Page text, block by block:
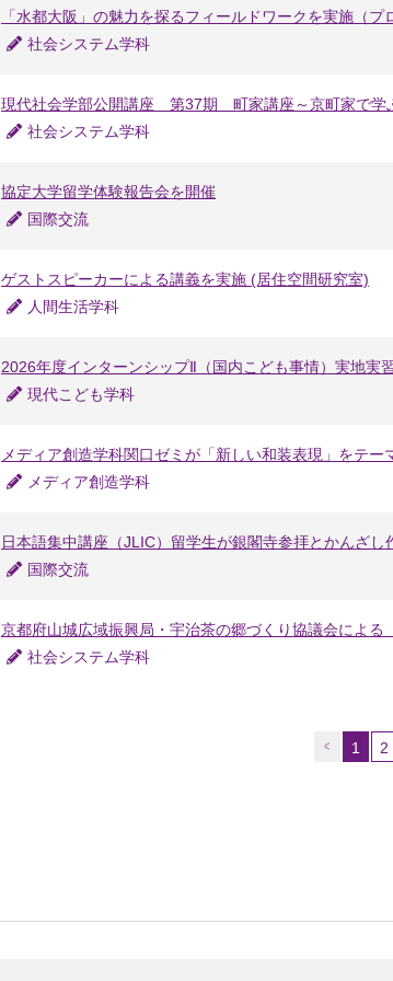
「水都大阪」の魅力を探るフィールドワークを実施（プ
社会システム学科
現代社会学部公開講座 第37期 町家講座～京町家で学
社会システム学科
協定大学留学体験報告会を開催
国際交流
ゲストスピーカーによる講義を実施 (居住空間研究室)
人間生活学科
2026年度インターンシップⅡ（国内こども事情）実地実
現代こども学科
メディア創造学科関口ゼミが「新しい和装表現」をテ
メディア創造学科
日本語集中講座（JLIC）留学生が銀閣寺参拝とかんざし
国際交流
京都府山城広域振興局・宇治茶の郷づくり協議会による
社会システム学科
1
2